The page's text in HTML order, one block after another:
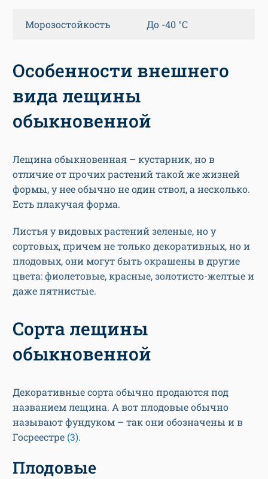
Морозостойкость До -40 °С
Особенности внешнего
вида лещины
обыкновенной
Лещина обыкновенная – кустарник, но в
отличие от прочих растений такой же жизней
формы, у нее обычно не один ствол, а несколько.
Есть плакучая форма.
Листья у видовых растений зеленые, но у
сортовых, причем не только декоративных, но и
плодовых, они могут быть окрашены в другие
цвета: фиолетовые, красные, золотисто-желтые и
даже пятнистые.
Сорта лещины
обыкновенной
Декоративные сорта обычно продаются под
названием лещина. А вот плодовые обычно
называют фундуком – так они обозначены и в
Госреестре (3).
Плодовые